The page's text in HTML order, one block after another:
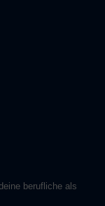
berufliche als